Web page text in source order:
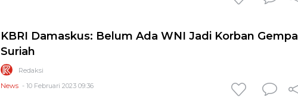
KBRI Damaskus: Belum Ada WNI Jadi Korban Gempa
Suriah
Redaksi
News - 10 Februari 2023 09:36